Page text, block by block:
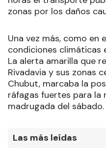
zonas por los daños
Una vez más, como en
condiciones climáticas
La alerta amarilla que
Rivadavia y sus zonas
Chubut, marcaba la
ráfagas fuertes para la
madrugada del sábado.
Las más leídas